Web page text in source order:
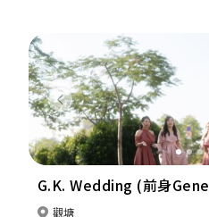
Previous
G.K. Wedding (前身
服專門店)
觀塘